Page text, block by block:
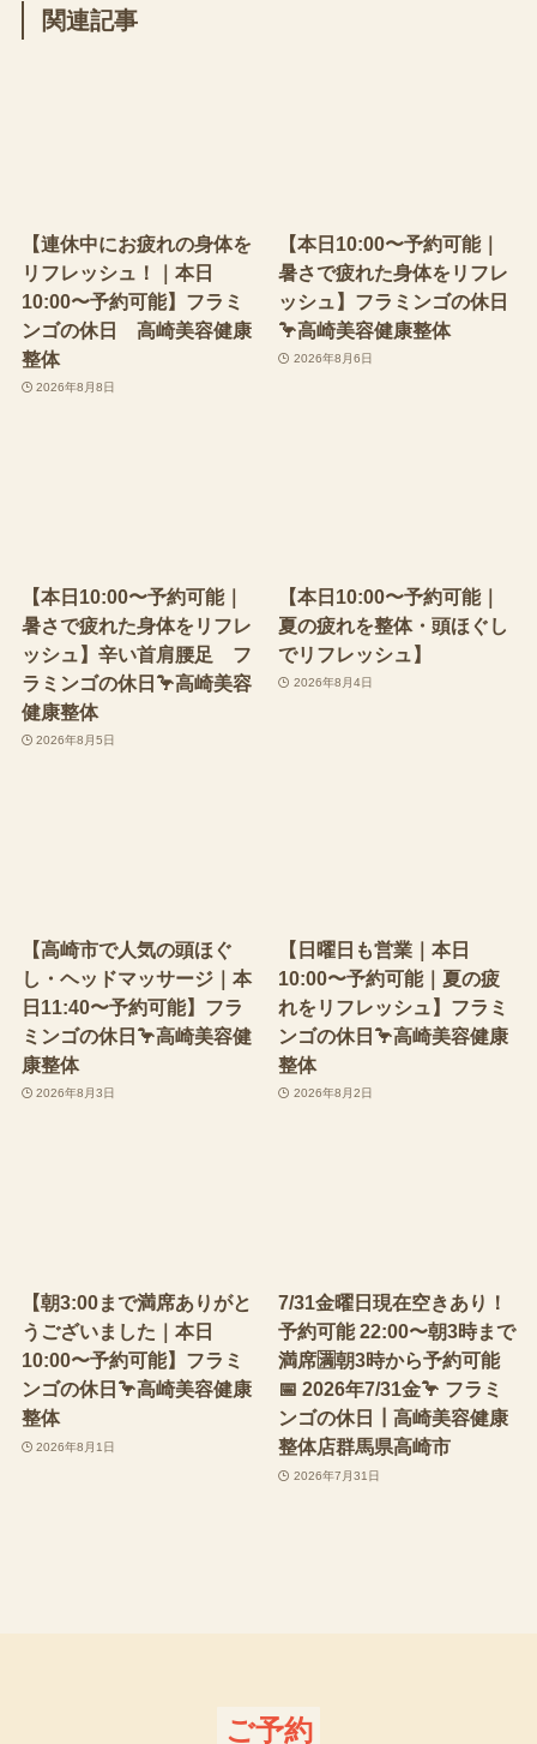
関連記事
【連休中にお疲れの身体を
リフレッシュ！｜本日
10:00〜予約可能】フラミ
ンゴの休日 高崎美容健康
整体
2026年8月8日
【本日10:00〜予約可能｜
暑さで疲れた身体をリフレ
ッシュ】フラミンゴの休日
🦩高崎美容健康整体
2026年8月6日
【本日10:00〜予約可能｜
暑さで疲れた身体をリフレ
ッシュ】辛い首肩腰足 フ
ラミンゴの休日🦩高崎美容
健康整体
2026年8月5日
【本日10:00〜予約可能｜
夏の疲れを整体・頭ほぐし
でリフレッシュ】
2026年8月4日
【高崎市で人気の頭ほぐ
し・ヘッドマッサージ｜本
日11:40〜予約可能】フラ
ミンゴの休日🦩高崎美容健
康整体
2026年8月3日
【日曜日も営業｜本日
10:00〜予約可能｜夏の疲
れをリフレッシュ】フラミ
ンゴの休日🦩高崎美容健康
整体
2026年8月2日
【朝3:00まで満席ありがと
うございました｜本日
10:00〜予約可能】フラミ
ンゴの休日🦩高崎美容健康
整体
2026年8月1日
7/31金曜日現在空きあり！
予約可能 22:00〜朝3時まで
満席🈵朝3時から予約可能
📅 2026年7/31金🦩 フラミ
ンゴの休日┃高崎美容健康
整体店群馬県高崎市
2026年7月31日
ご予約